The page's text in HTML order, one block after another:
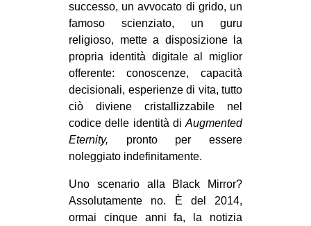
successo, un avvocato di grido, un
famoso scienziato, un guru
religioso, mette a disposizione la
propria identità digitale al miglior
offerente: conoscenze, capacità
decisionali, esperienze di vita, tutto
ciò diviene cristallizzabile nel
codice delle identità di Augmented
Eternity, pronto per essere
noleggiato indefinitamente.
Uno scenario alla Black Mirror?
Assolutamente no. È del 2014,
ormai cinque anni fa, la notizia